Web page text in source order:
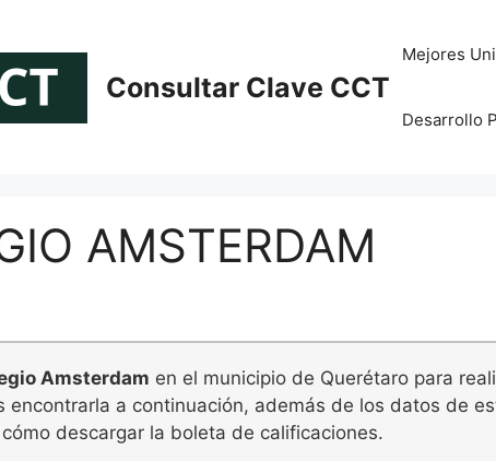
Consultar Clave CCT
Mejores
Desarrollo
AMSTERDAM
Amsterdam en el municipio de Querétaro para
encontrarla a continuación, además de los datos de
descargar la boleta de calificaciones.